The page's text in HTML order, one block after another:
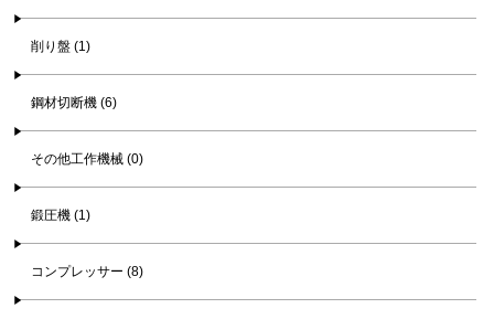
削り盤 (1)
鋼材切断機 (6)
その他工作機械 (0)
鍛圧機 (1)
コンプレッサー (8)